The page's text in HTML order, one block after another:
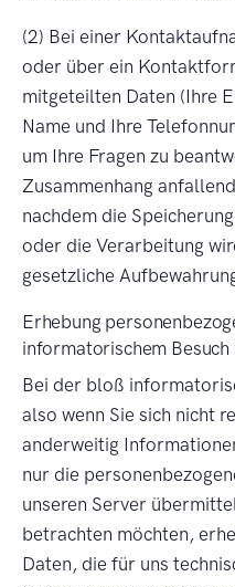
(2) Bei einer
oder über ein
mitgeteilten Daten (Ihre
Name und Ihre
um Ihre Fragen zu
Zusammenhang
nachdem die
oder die Verarbeitung
gesetzliche
Erhebung
informatorischem Besuch
Bei der bloß
also wenn Sie sich nicht
anderweitig
nur die
unseren Server
betrachten möchten,
Daten, die für uns